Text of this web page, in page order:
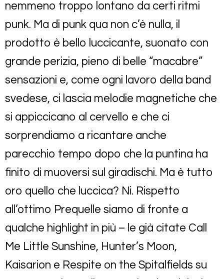
nemmeno troppo lontano da certi ritmi
punk. Ma di punk qua non c’è nulla, il
prodotto è bello luccicante, suonato con
grande perizia, pieno di belle “macabre”
sensazioni e, come ogni lavoro della band
svedese, ci lascia melodie magnetiche che
si appiccicano al cervello e che ci
sorprendiamo a ricantare anche
parecchio tempo dopo che la puntina ha
finito di muoversi sul giradischi. Ma è tutto
oro quello che luccica? Ni. Rispetto
all’ottimo Prequelle siamo di fronte a
qualche highlight in più – le già citate Call
Me Little Sunshine, Hunter’s Moon,
Kaisarion e Respite on the Spitalfields su